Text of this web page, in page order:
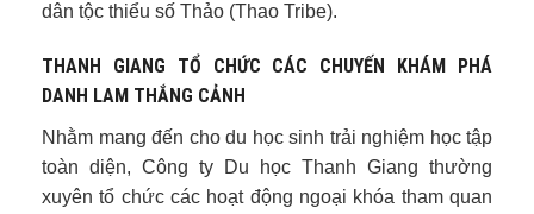
dân tộc thiểu số Thảo (Thao Tribe).
THANH GIANG TỔ CHỨC CÁC CHUYẾN KHÁM PHÁ
DANH LAM THẮNG CẢNH
Nhằm mang đến cho du học sinh trải nghiệm học tập
toàn diện, Công ty Du học Thanh Giang thường
xuyên tổ chức các hoạt động ngoại khóa tham quan